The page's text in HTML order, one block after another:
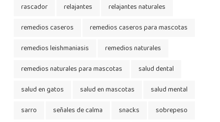
rascador
relajantes
relajantes naturales
remedios caseros
remedios caseros para mascotas
remedios leishmaniasis
remedios naturales
remedios naturales para mascotas
salud dental
salud en gatos
salud en mascotas
salud mental
sarro
señales de calma snacks
sobrepeso